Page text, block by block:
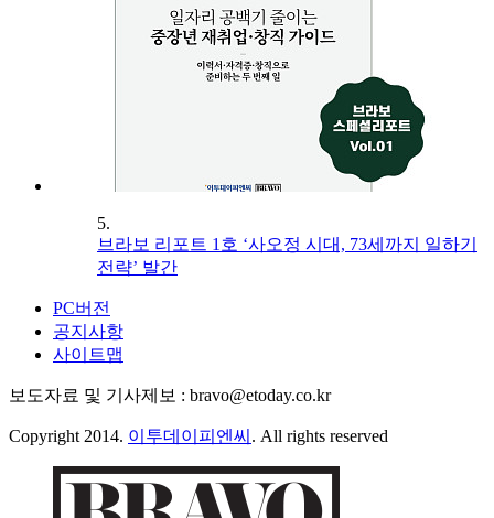
5.
브라보 리포트 1호 ‘사오정 시대, 73세까지 일하기
전략’ 발간
PC버전
공지사항
사이트맵
보도자료 및 기사제보 : bravo@etoday.co.kr
Copyright 2014. 이투데이피엔씨 . All rights reserved